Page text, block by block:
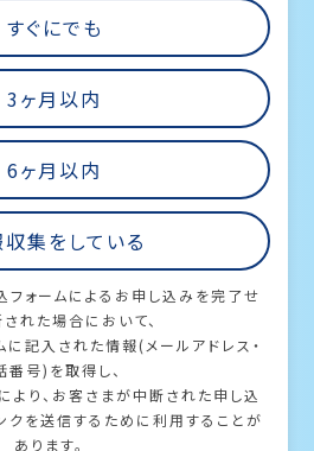
すぐにでも
3ヶ月以内
6ヶ月以内
集をしている
フォームによるお申し込みを完了せ
れた場合において、
記入された情報(メールアドレス・
番号)を取得し、
より、お客さまが中断された申し込
クを送信するために利用することが
あります。